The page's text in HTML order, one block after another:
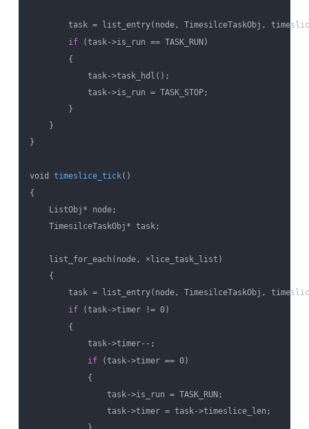
task = list_entry(node, TimesilceTaskObj,
if (task->is_run == TASK_RUN)
{
task->task_hdl();
task->is_run = TASK_STOP;
}
}
}
void timeslice_tick()
{
ListObj* node;
TimesilceTaskObj* task;
list_for_each(node, ×lice_task_list)
{
task = list_entry(node, TimesilceTaskObj,
if (task->timer != 0)
{
task->timer--;
if (task->timer == 0)
{
task->is_run = TASK_RUN;
task->timer = task->timeslice_len;